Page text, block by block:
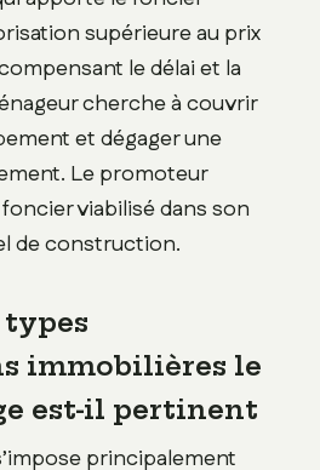
supérieure au prix
le délai et la
cherche à couvrir
et dégager une
Le promoteur
viabilisé dans son
de construction.
types
immobilières le
est-il pertinent
principalement